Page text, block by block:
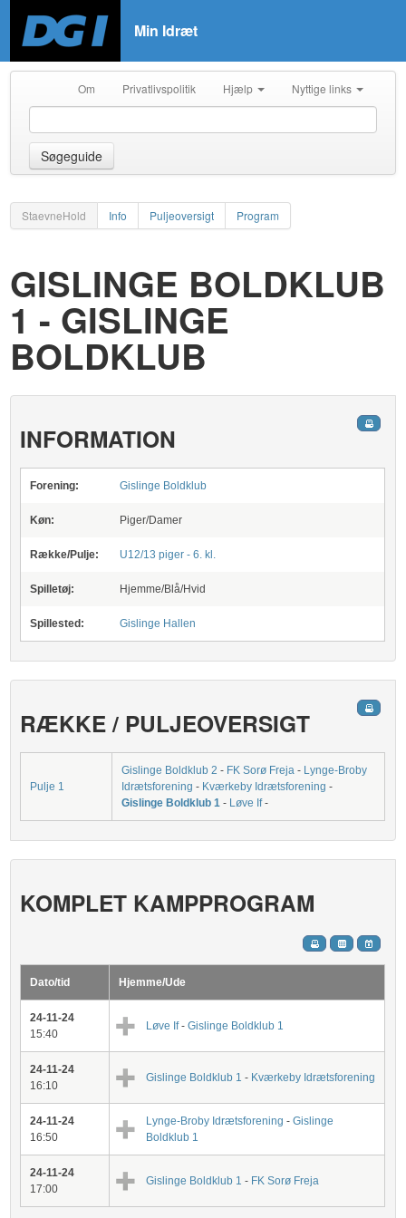
Min Idræt
Om Privatlivspolitik Hjælp Nyttige links
Søgeguide
StaevneHold Info Puljeoversigt Program
GISLINGE BOLDKLUB
1 - GISLINGE
BOLDKLUB
INFORMATION
Forening: Gislinge Boldklub
Køn: Piger/Damer
Række/Pulje: U12/13 piger - 6. kl.
Spilletøj: Hjemme/Blå/Hvid
Spillested: Gislinge Hallen
RÆKKE / PULJEOVERSIGT
Pulje 1
Gislinge Boldklub 2 - FK Sorø Freja- Lynge-Broby
Idrætsforening- Kværkeby Idrætsforening-
Gislinge Boldklub 1 - Løve If-
KOMPLET KAMPPROGRAM
Dato/tid Hjemme/Ude
24-11-24
15:40
Løve If-Gislinge Boldklub 1
24-11-24
16:10
Gislinge Boldklub 1 - Kværkeby Idrætsforening
24-11-24
16:50
Lynge-Broby Idrætsforening-Gislinge
Boldklub 1
24-11-24
17:00
Gislinge Boldklub 1 - FK Sorø Freja